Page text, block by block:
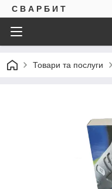
С В А Р Б И Т
Товари та послуги